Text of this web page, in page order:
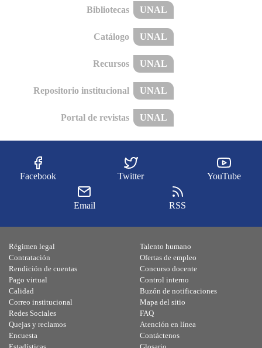
Bibliotecas UNAL
Catálogo UNAL
Recursos UNAL
Repositorio institucional UNAL
Portal de revistas UNAL
Facebook Twitter YouTube
Email RSS
Régimen legal
Contratación
Rendición de cuentas
Pago virtual
Calidad
Talento humano
Ofertas de empleo
Concurso docente
Control interno
Buzón de notificaciones
Correo institucional
Redes Sociales
Quejas y reclamos
Encuesta
Mapa del sitio
FAQ
Atención en línea
Contáctenos